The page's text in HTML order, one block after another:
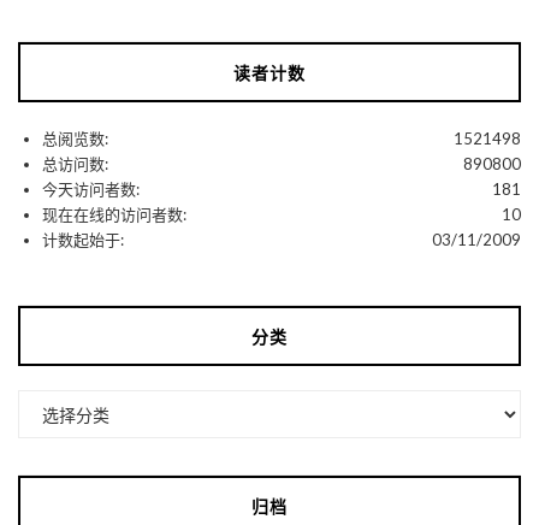
读者计数
1521498
总阅览数:
890800
总访问数:
181
今天访问者数:
10
现在在线的访问者数:
03/11/2009
计数起始于:
分类
归档